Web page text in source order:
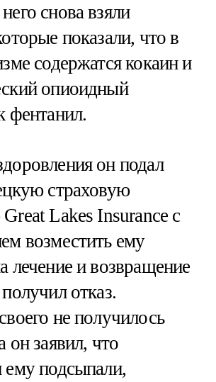
снова взяли
показали, что в
содержатся кокаин и
опиоидный
фентанил.
он подал
страховую
Lakes Insurance с
возместить ему
лечение и возвращение
отказ.
не получилось
он заявил, что
ему подсыпали,